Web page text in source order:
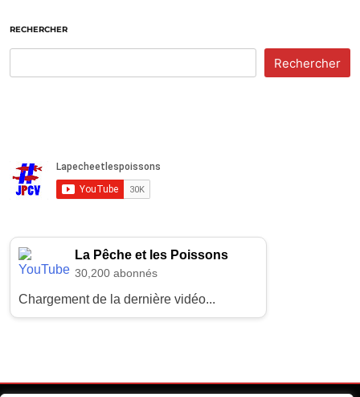
RECHERCHER
Rechercher
La Pêche et les Poissons
30,200 abonnés
Chargement de la dernière vidéo...